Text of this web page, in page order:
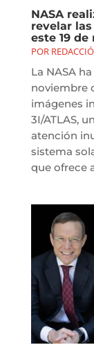
NASA
revelar
este 19
POR
La NASA
noviembre
imágenes
3I/ATLAS,
atención
sistema
que ofrece